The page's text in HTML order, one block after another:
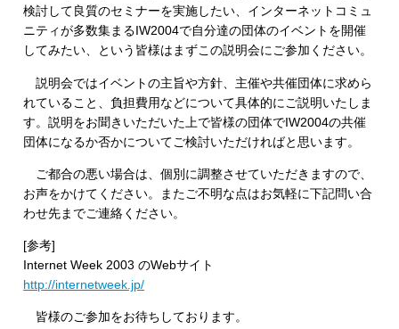
検討して良質のセミナーを実施したい、インターネットコミュ
ニティが多数集まるIW2004で自分達の団体のイベントを開催
してみたい、という皆様はまずこの説明会にご参加ください。
説明会ではイベントの主旨や方針、主催や共催団体に求めら
れていること、負担費用などについて具体的にご説明いたしま
す。説明をお聞きいただいた上で皆様の団体でIW2004の共催
団体になるか否かについてご検討いただければと思います。
ご都合の悪い場合は、個別に調整させていただきますので、
お声をかけてください。またご不明な点はお気軽に下記問い合
わせ先までご連絡ください。
[参考]
Internet Week 2003 のWebサイト
http://internetweek.jp/
皆様のご参加をお待ちしております。